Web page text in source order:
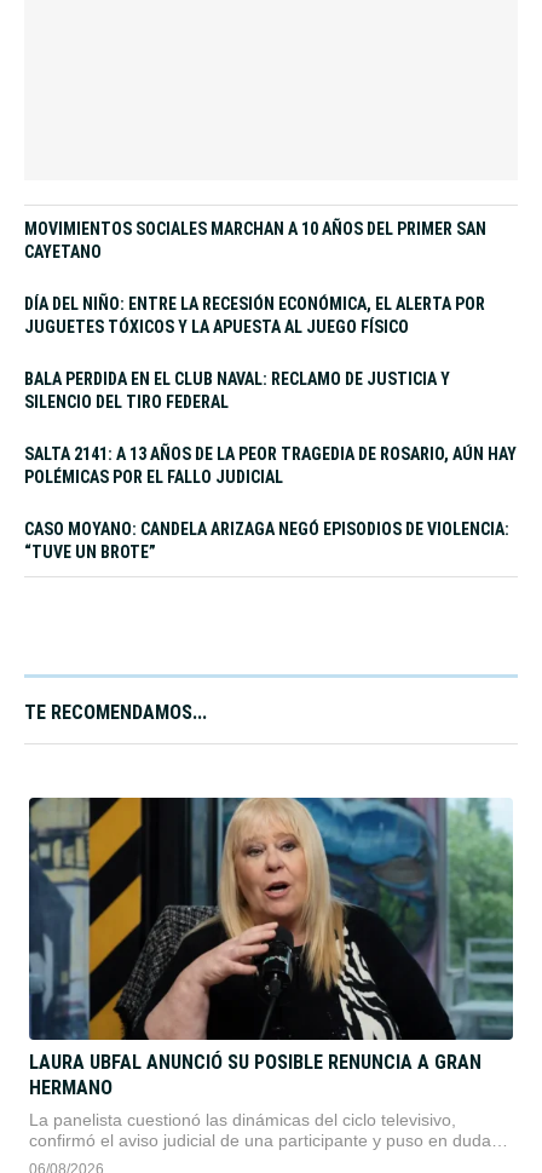
MOVIMIENTOS SOCIALES MARCHAN A 10 AÑOS DEL PRIMER SAN
CAYETANO
DÍA DEL NIÑO: ENTRE LA RECESIÓN ECONÓMICA, EL ALERTA POR
JUGUETES TÓXICOS Y LA APUESTA AL JUEGO FÍSICO
BALA PERDIDA EN EL CLUB NAVAL: RECLAMO DE JUSTICIA Y
SILENCIO DEL TIRO FEDERAL
SALTA 2141: A 13 AÑOS DE LA PEOR TRAGEDIA DE ROSARIO, AÚN HAY
POLÉMICAS POR EL FALLO JUDICIAL
CASO MOYANO: CANDELA ARIZAGA NEGÓ EPISODIOS DE VIOLENCIA:
“TUVE UN BROTE”
TE RECOMENDAMOS...​
LAURA UBFAL ANUNCIÓ SU POSIBLE RENUNCIA A GRAN
HERMANO
La panelista cuestionó las dinámicas del ciclo televisivo,
confirmó el aviso judicial de una participante y puso en duda
su continuidad.
06/08/2026